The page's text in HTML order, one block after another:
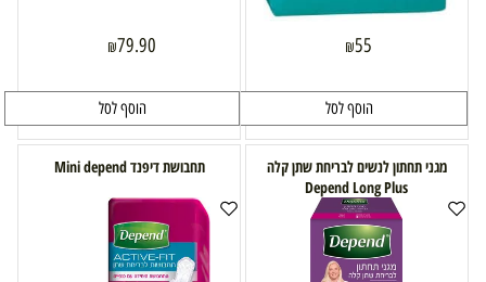
₪55
הוסף לסל
₪79.90
הוסף לסל
מגני תחתון לנשים לבריחת שתן קלה
Depend Long Plus
תחבושת דיפנד Mini depend